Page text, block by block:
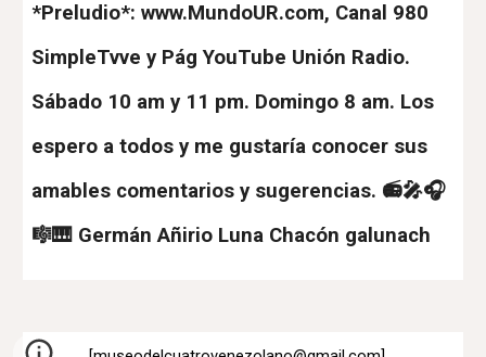
*Preludio*: www.MundoUR.com, Canal 980
SimpleTvve y Pág YouTube Unión Radio.
Sábado 10 am y 11 pm. Domingo 8 am. Los
espero a todos y me gustaría conocer sus
amables comentarios y sugerencias. 📻🎤🎧
🎼🎹 Germán Añirio Luna Chacón galunach